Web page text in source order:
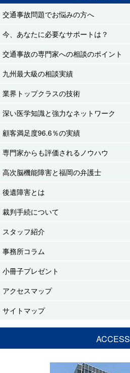
交通事故問題でお悩みの方へ
今、あなたに必要なサポートは？
交通事故の専門家への相談のポイント
九州最大級の相談実績
業界トップクラスの技術
深い医学知識と強力なネットワーク
顧客満足度96.6％の実績
専門家からも評価されるノウハウ
高次脳機能障害と福岡の弁護士
後遺障害とは
裁判手続について
スタッフ紹介
事務所コラム
小冊子プレゼント
アクセスマップ
サイトマップ
ACCESS